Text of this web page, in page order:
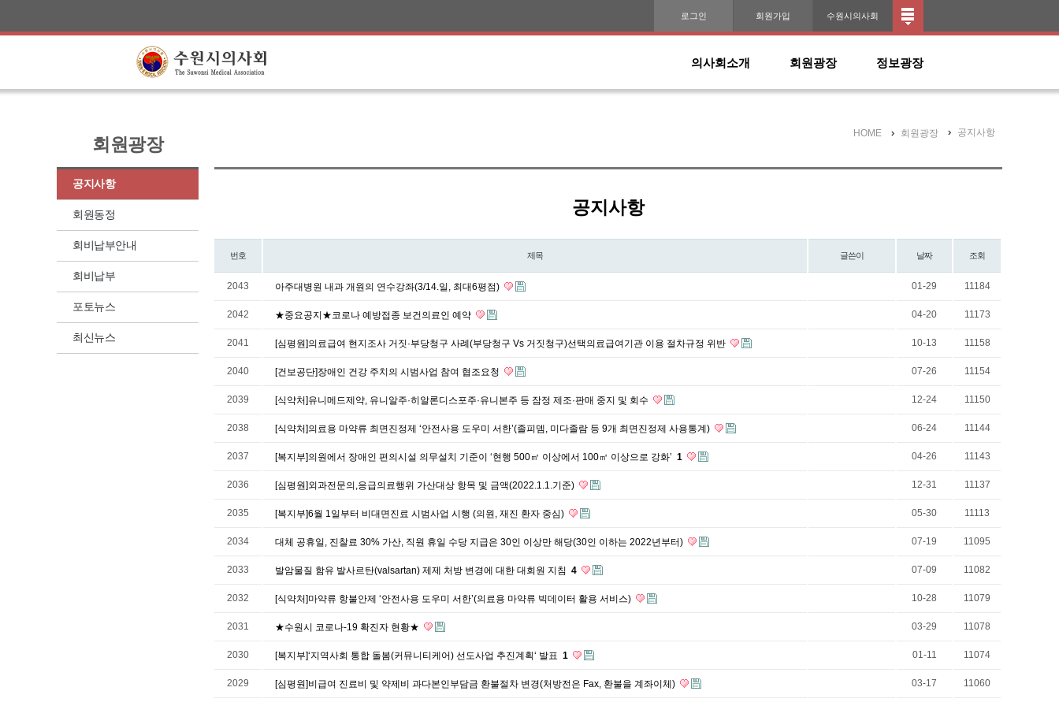
로그인 회원가입 수원시의사회
의사회소개 회원광장 정보광장
회원광장
공지사항
회원동정
회비납부안내
회비납부
포토뉴스
최신뉴스
HOME 회원광장 공지사항
공지사항
번호 제목 글쓴이 날짜 조회
2043 아주대병원 내과 개원의 연수강좌(3/14.일, 최대6평점) 01-29 11184
2042 ★중요공지★코로나 예방접종 보건의료인 예약 04-20 11173
2041 [심평원]의료급여 현지조사 거짓·부당청구 사례(부당청구 Vs 거짓청구)선택의료급여기관 이용 절차규정 위반 10-13 11158
2040 [건보공단]장애인 건강 주치의 시범사업 참여 협조요청 07-26 11154
2039 [식약처]유니메드제약, 유니알주·히알론디스포주·유니본주 등 잠정 제조·판매 중지 및 회수 12-24 11150
2038 [식약처]의료용 마약류 최면진정제 ‘안전사용 도우미 서한’(졸피뎀, 미다졸람 등 9개 최면진정제 사용통계) 06-24 11144
2037 [복지부]의원에서 장애인 편의시설 의무설치 기준이 ‘현행 500㎡ 이상에서 100㎡ 이상으로 강화’ 1 04-26 11143
2036 [심평원]외과전문의,응급의료행위 가산대상 항목 및 금액(2022.1.1.기준) 12-31 11137
2035 [복지부]6월 1일부터 비대면진료 시범사업 시행 (의원, 재진 환자 중심) 05-30 11113
2034 대체 공휴일, 진찰료 30% 가산, 직원 휴일 수당 지급은 30인 이상만 해당(30인 이하는 2022년부터) 07-19 11095
2033 발암물질 함유 발사르탄(valsartan) 제제 처방 변경에 대한 대회원 지침 4 07-09 11082
2032 [식약처]마약류 항불안제 ‘안전사용 도우미 서한’(의료용 마약류 빅데이터 활용 서비스) 10-28 11079
2031 ★수원시 코로나-19 확진자 현황★ 03-29 11078
2030 [복지부]‘지역사회 통합 돌봄(커뮤니티케어) 선도사업 추진계획‘ 발표 1 01-11 11074
2029 [심평원]비급여 진료비 및 약제비 과다본인부담금 환불절차 변경(처방전은 Fax, 환불을 계좌이체) 03-17 11060